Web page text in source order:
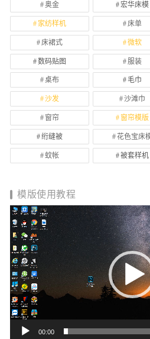
奥金 宏华床模
家纺样机 床单
床裙式 微软
数码贴图 服装
桌布 毛巾
沙发 沙滩巾
窗帘 窗帘模版
绗缝被 花色宝床
蚊帐 被套样机
模版使用教程
视
频
播
放
器
00:00